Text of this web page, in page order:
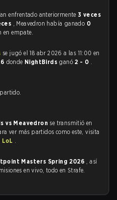
enfrentado anteriormente3 veces
, Meavedron había ganado 0
en empate.
se jugó el 18 abr 2026 a las 11:00 en
donde NightBirds ganó 2 - 0 .
vs Meavedron se transmitió en
ver más partidos como este, visita
.
Masters Spring 2026 , así
en vivo, todo en Strafe.